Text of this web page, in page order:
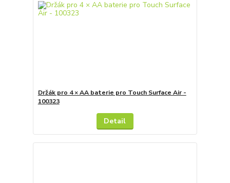
Držák pro 4 × AA baterie pro Touch Surface Air -
100323
Detail